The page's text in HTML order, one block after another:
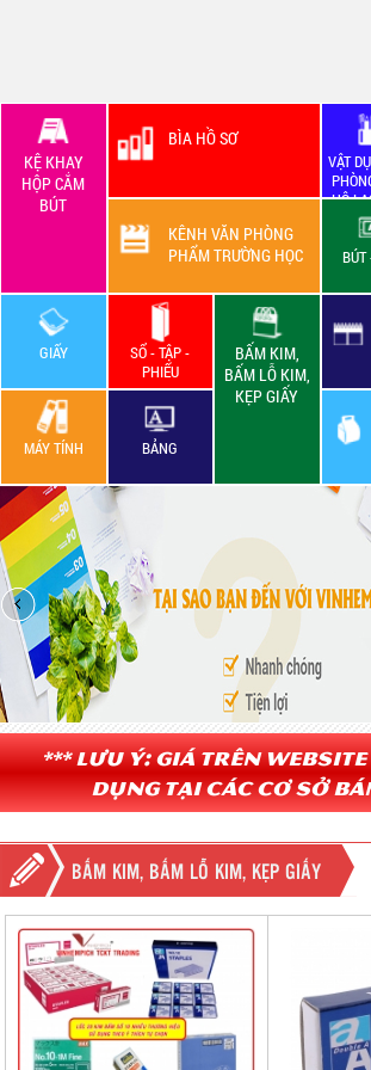
KỆ KHAY
HỘP CẮM
BÚT
BÌA HỒ SƠ
VẬT
HỘ
KÊNH VĂN PHÒNG
PHẨM TRƯỜNG HỌC
BÚT
GIẤY
SỔ - TẬP -
PHIẾU
BẤM KIM,
BẤM LỖ KIM,
KẸP GIẤY
MÁY TÍNH BẢNG
*** Lưu ý: Giá trên
dụng tại các cơ sở
BẤM KIM, BẤM LỖ KIM, KẸP GIẤY